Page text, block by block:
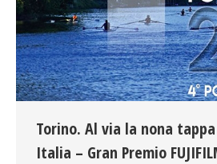
Torino. Al via la nona
Italia – Gran Premio